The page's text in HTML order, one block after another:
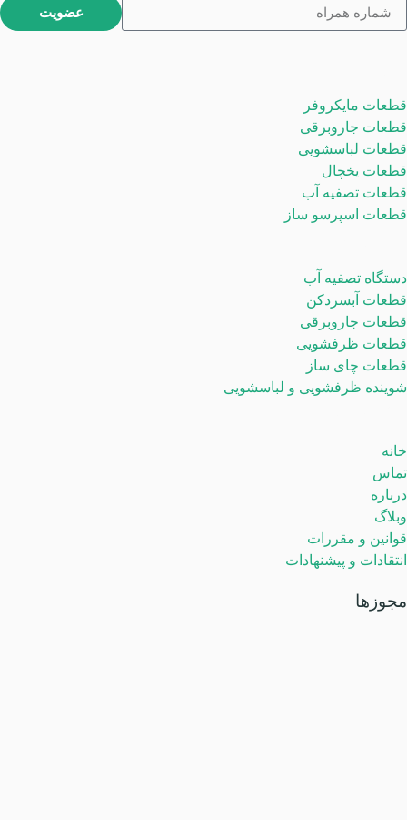
عضویت
قطعات مایکروفر
قطعات جاروبرقی
قطعات لباسشویی
قطعات یخچال
قطعات تصفیه آب
قطعات اسپرسو ساز
دستگاه تصفیه آب
قطعات آبسردکن
قطعات جاروبرقی
قطعات ظرفشویی
قطعات چای ساز
شوینده ظرفشویی و لباسشویی
خانه
تماس
درباره
وبلاگ
قوانین و مقررات
انتقادات و پیشنهادات
مجوزها